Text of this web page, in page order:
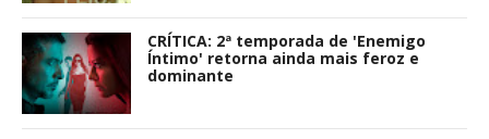
CRÍTICA: 2ª temporada de 'Enemigo
Íntimo' retorna ainda mais feroz e
dominante